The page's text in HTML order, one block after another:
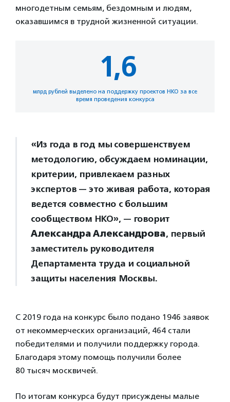
многодетным семьям, бездомным и людям,
оказавшимся в трудной жизненной ситуации.
1,6
млрд рублей выделено на поддержку проектов НКО за все
время проведения конкурса
«Из года в год мы совершенствуем
методологию, обсуждаем номинации,
критерии, привлекаем разных
экспертов — это живая работа, которая
ведется совместно с большим
сообществом НКО», — говорит
Александра Александрова, первый
заместитель руководителя
Департамента труда и социальной
защиты населения Москвы.
С 2019 года на конкурс было подано 1946 заявок
от некоммерческих организаций, 464 стали
победителями и получили поддержку города.
Благодаря этому помощь получили более
80 тысяч москвичей.
По итогам конкурса будут присуждены малые